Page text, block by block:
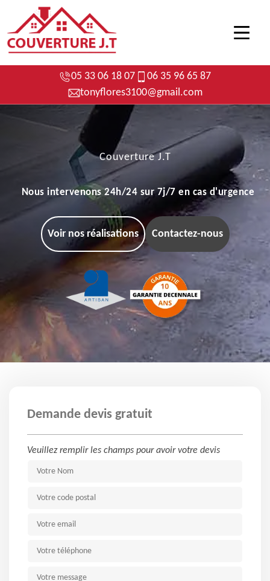
05 33 06 18 07
06 35 96 65 87
tonyflores3100@gmail.com
Couverture J.T
Nous intervenons 24h/24 sur 7j/7 en cas d'urgence
Voir nos réalisations Contactez-nous
Demande devis gratuit
Veuillez remplir les champs pour avoir votre devis